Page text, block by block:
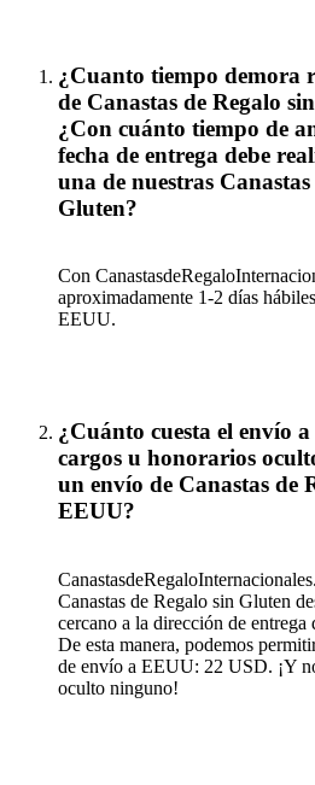
¿Cuanto tiempo demora
de Canastas de Regalo
¿Con cuánto tiempo de
fecha de entrega debe
una de nuestras
Gluten?
Con
aproximadamente 1-2 días
EEUU.
¿Cuánto cuesta el envío
cargos u honorarios
un envío de Canastas de
EEUU?
Canastas de Regalo sin Gluten
cercano a la dirección de
De esta manera, podemos
de envío a EEUU: 22 USD. ¡Y
oculto ninguno!